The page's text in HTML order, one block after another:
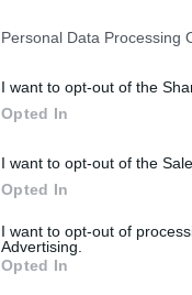
Personal Data Processing
I want to opt-out of the
Opted In
I want to opt-out of the
Opted In
I want to opt-out of
Advertising.
Opted In